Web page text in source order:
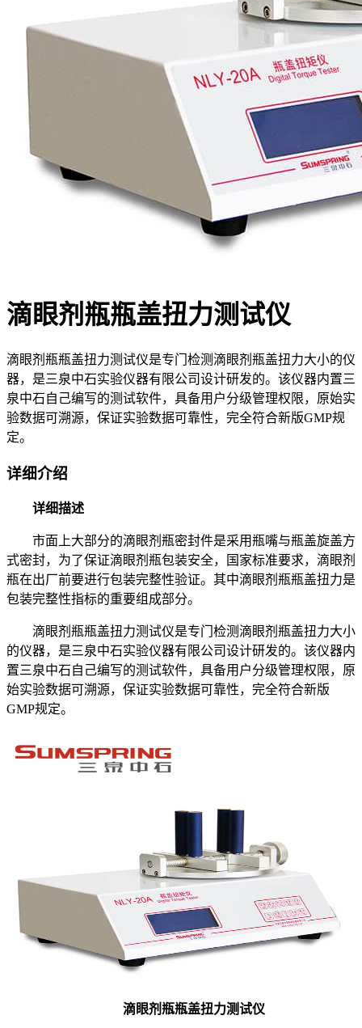
滴眼剂瓶瓶盖扭力测试仪
滴眼剂瓶瓶盖扭力测试仪是专门检测滴眼剂瓶盖扭力大小的仪
器，是三泉中石实验仪器有限公司设计研发的。该仪器内置三
泉中石自己编写的测试软件，具备用户分级管理权限，原始实
验数据可溯源，保证实验数据可靠性，完全符合新版GMP规
定。
详细介绍
详细描述
市面上大部分的滴眼剂瓶密封件是采用瓶嘴与瓶盖旋盖方
式密封，为了保证滴眼剂瓶包装安全，国家标准要求，滴眼剂
瓶在出厂前要进行包装完整性验证。其中滴眼剂瓶瓶盖扭力是
包装完整性指标的重要组成部分。
滴眼剂瓶瓶盖扭力测试仪是专门检测滴眼剂瓶盖扭力大小
的仪器，是三泉中石实验仪器有限公司设计研发的。该仪器内
置三泉中石自己编写的测试软件，具备用户分级管理权限，原
始实验数据可溯源，保证实验数据可靠性，完全符合新版
GMP规定。
滴眼剂瓶瓶盖扭力测试仪